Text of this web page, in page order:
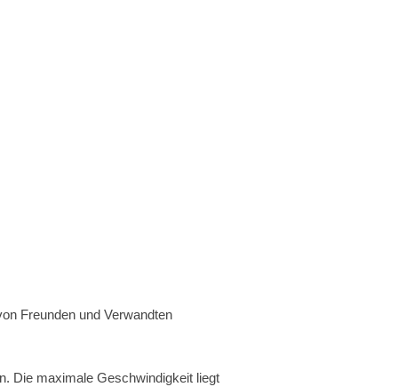
Freunden und Verwandten
Die maximale Geschwindigkeit liegt